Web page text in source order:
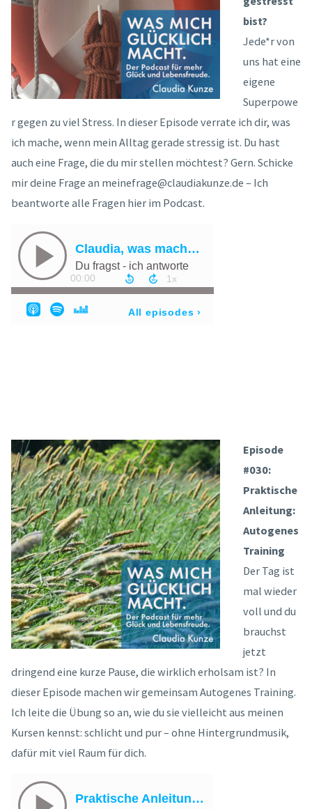
bist?
Jede*r von
uns hat eine
eigene
Superpowe
r gegen zu viel Stress. In dieser Episode verrate ich dir, was
ich mache, wenn mein Alltag gerade stressig ist. Du hast
auch eine Frage, die du mir stellen möchtest? Gern. Schicke
mir deine Frage an meinefrage@claudiakunze.de – Ich
beantworte alle Fragen hier im Podcast.
Episode
#030:
Praktische
Anleitung:
Autogenes
Training
Der Tag ist
mal wieder
voll und du
brauchst
jetzt
dringend eine kurze Pause, die wirklich erholsam ist? In
dieser Episode machen wir gemeinsam Autogenes Training.
Ich leite die Übung so an, wie du sie vielleicht aus meinen
Kursen kennst: schlicht und pur – ohne Hintergrundmusik,
dafür mit viel Raum für dich.